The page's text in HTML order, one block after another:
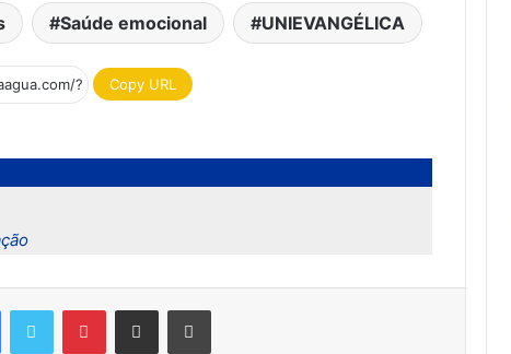
Saúde emocional UNIEVANGÉLICA
Copy URL
Facebook Twitter Pinterest Compartilhar via e-mail Imprimir